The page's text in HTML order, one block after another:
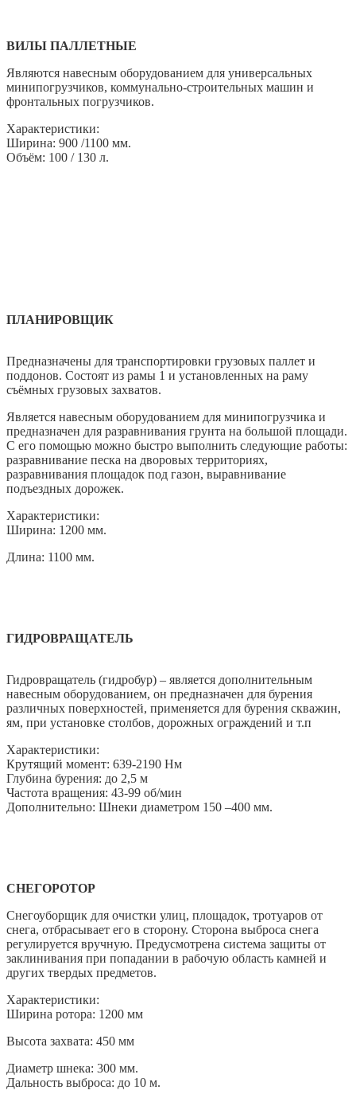
ВИЛЫ ПАЛЛЕТНЫЕ
Являются навесным оборудованием для универсальных
минипогрузчиков, коммунально-строительных машин и
фронтальных погрузчиков.
Характеристики:
Ширина: 900 /1100 мм.
Объём: 100 / 130 л.
ПЛАНИРОВЩИК
Предназначены для транспортировки грузовых паллет и
поддонов. Состоят из рамы 1 и установленных на раму
съёмных грузовых захватов.
Является навесным оборудованием для минипогрузчика и
предназначен для разравнивания грунта на большой площади.
С его помощью можно быстро выполнить следующие работы:
разравнивание песка на дворовых территориях,
разравнивания площадок под газон, выравнивание
подъездных дорожек.
Характеристики:
Ширина: 1200 мм.
Длина: 1100 мм.
ГИДРОВРАЩАТЕЛЬ
Гидровращатель (гидробур) – является дополнительным
навесным оборудованием, он предназначен для бурения
различных поверхностей, применяется для бурения скважин,
ям, при установке столбов, дорожных ограждений и т.п
Характеристики:
Крутящий момент: 639-2190 Нм
Глубина бурения: до 2,5 м
Частота вращения: 43-99 об/мин
Дополнительно: Шнеки диаметром 150 –400 мм.
СНЕГОРОТОР
Снегоуборщик для очистки улиц, площадок, тротуаров от
снега, отбрасывает его в сторону. Сторона выброса снега
регулируется вручную. Предусмотрена система защиты от
заклинивания при попадании в рабочую область камней и
других твердых предметов.
Характеристики:
Ширина ротора: 1200 мм
Высота захвата: 450 мм
Диаметр шнека: 300 мм.
Дальность выброса: до 10 м.